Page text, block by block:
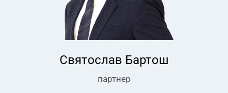
Святослав Бартош
партнер